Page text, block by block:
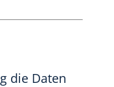
die Daten